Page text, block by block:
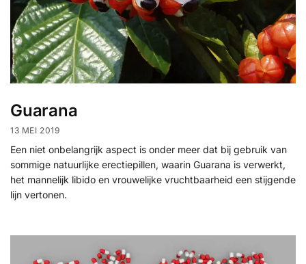
Guarana
13 MEI 2019
Een niet onbelangrijk aspect is onder meer dat bij gebruik van
sommige natuurlijke erectiepillen, waarin Guarana is verwerkt,
het mannelijk libido en vrouwelijke vruchtbaarheid een stijgende
lijn vertonen.